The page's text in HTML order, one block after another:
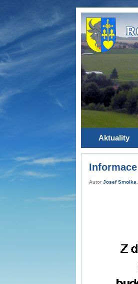
Aktuality
Autor Josef Smolka